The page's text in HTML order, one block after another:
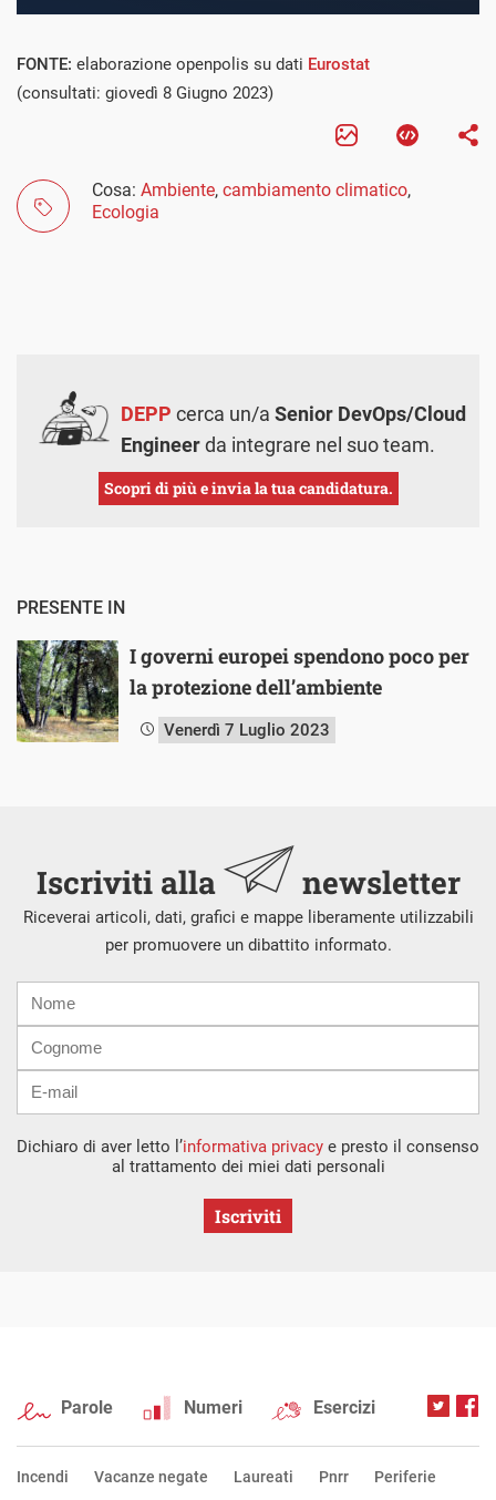
FONTE: elaborazione openpolis su dati Eurostat
(consultati: giovedì 8 Giugno 2023)
Cosa: Ambiente, cambiamento climatico,
Ecologia
DEPP cerca un/a Senior DevOps/Cloud
Engineerda integrare nel suo team.
Scopri di più e invia la tua candidatura.
PRESENTE IN
I governi europei spendono poco per
la protezione dell’ambiente
Venerdì 7 Luglio 2023
Iscriviti alla newsletter
Riceverai articoli, dati, grafici e mappe liberamente utilizzabili
per promuovere un dibattito informato.
mail
Dichiaro di aver letto l’informativa privacy e presto il consenso
al trattamento dei miei dati personali
Iscriviti
Parole Numeri Esercizi
Incendi Vacanze negate Laureati Pnrr Periferie